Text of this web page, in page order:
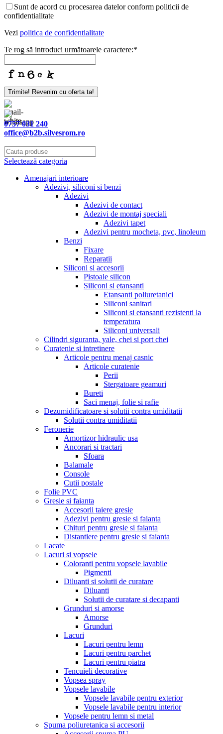
Sunt de acord cu procesarea datelor conform politicii de
confidentialitate
Vezi politica de confidentialitate
Te rog să introduci următoarele caractere:*
Phone
Number*
Trimite! Revenim cu oferta ta!
0757 031 240
office@b2b.silvesrom.ro
Selectează categoria
Amenajari interioare
Adezivi, siliconi si benzi
Adezivi
Adezivi de contact
Adezivi de montaj speciali
Adezivi tapet
Adezivi pentru mocheta, pvc, linoleum
Benzi
Fixare
Reparatii
Siliconi si accesorii
Pistoale silicon
Siliconi si etansanti
Etansanti poliuretanici
Siliconi sanitari
Siliconi si etansanti rezistenti la
temperatura
Siliconi universali
Cilindri siguranta, yale, chei si port chei
Curatenie si intretinere
Articole pentru menaj casnic
Articole curatenie
Perii
Stergatoare geamuri
Bureti
Saci menaj, folie si rafie
Dezumidificatoare si solutii contra umiditatii
Solutii contra umiditatii
Feronerie
Amortizor hidraulic usa
Ancorari si tractari
Sfoara
Balamale
Console
Cutii postale
Folie PVC
Gresie si faianta
Accesorii taiere gresie
Adezivi pentru gresie si faianta
Chituri pentru gresie si faianta
Distantiere pentru gresie si faianta
Lacate
Lacuri si vopsele
Coloranti pentru vopsele lavabile
Pigmenti
Diluanti si solutii de curatare
Diluanti
Solutii de curatare si decapanti
Grunduri si amorse
Amorse
Grunduri
Lacuri
Lacuri pentru lemn
Lacuri pentru parchet
Lacuri pentru piatra
Tencuieli decorative
Vopsea spray
Vopsele lavabile
Vopsele lavabile pentru exterior
Vopsele lavabile pentru interior
Vopsele pentru lemn si metal
Spuma poliuretanica si accesorii